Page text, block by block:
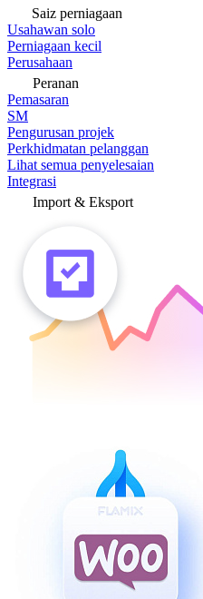
Saiz perniagaan
Usahawan solo
Perniagaan kecil
Perusahaan
Peranan
Pemasaran
SM
Pengurusan projek
Perkhidmatan pelanggan
Lihat semua penyelesaian
Integrasi
Import & Eksport